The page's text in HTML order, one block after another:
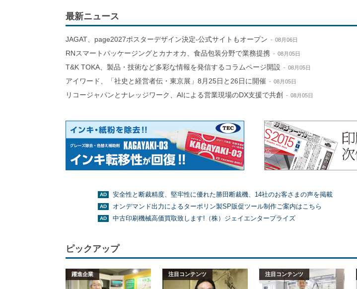
最新ニュース
JAGAT、page2027ポスターデザイン決定-公式サイトもオープン 08月06日
RNスマートパッケージングとカナオカ、食品包装分野で業務提携 08月05日
T&K TOKA、製品・技術など多彩な情報を発信するコラムページ開設 08月05日
アイワード、「社史と経営者伝・東京展」8月25日と26日に開催 08月05日
リコージャパンとナレッジワーク、AIによる営業現場のDX支援で共創 08月05日
安全性と断裁精度、堅牢性に優れた勝田断裁機、14社のお客さまの声を掲載
オンデマンド出力によるターポリン製SP販促ツール制作ご案内はこちら
中古印刷機械高価買取致します!（株）ジェイエンタープライズ
ピックアップ
躍進企業 注目コンテンツ 注目コンテンツ